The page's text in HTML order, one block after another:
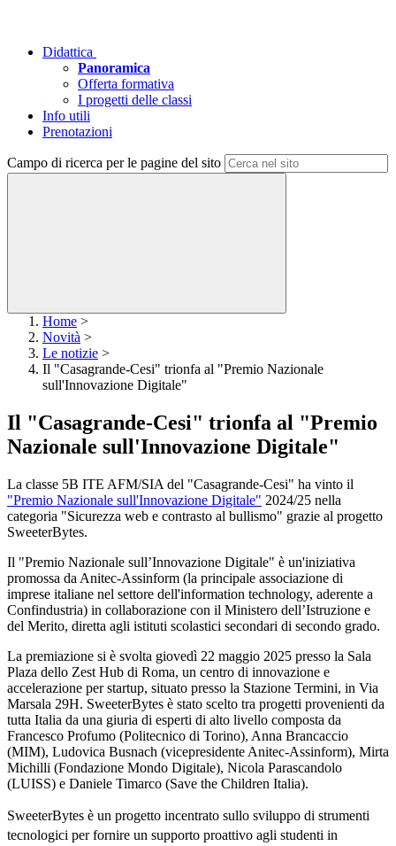
Didattica
Panoramica
Offerta formativa
I progetti delle classi
Info utili
Prenotazioni
Campo di ricerca per le pagine del sito
Home >
Novità >
Le notizie >
Il "Casagrande-Cesi" trionfa al "Premio Nazionale
sull'Innovazione Digitale"
Il "Casagrande-Cesi" trionfa al "Premio
Nazionale sull'Innovazione Digitale"
La classe 5B ITE AFM/SIA del "Casagrande-Cesi" ha vinto il
"Premio Nazionale sull'Innovazione Digitale" 2024/25 nella
categoria "Sicurezza web e contrasto al bullismo" grazie al progetto
SweeterBytes.
Il "Premio Nazionale sull’Innovazione Digitale" è un'iniziativa
promossa da Anitec-Assinform (la principale associazione di
imprese italiane nel settore dell'information technology, aderente a
Confindustria) in collaborazione con il Ministero dell’Istruzione e
del Merito, diretta agli istituti scolastici secondari di secondo grado.
La premiazione si è svolta giovedì 22 maggio 2025 presso la Sala
Plaza dello Zest Hub di Roma, un centro di innovazione e
accelerazione per startup, situato presso la Stazione Termini, in Via
Marsala 29H. SweeterBytes è stato scelto tra progetti provenienti da
tutta Italia da una giuria di esperti di alto livello composta da
Francesco Profumo (Politecnico di Torino), Anna Brancaccio
(MIM), Ludovica Busnach (vicepresidente Anitec-Assinform), Mirta
Michilli (Fondazione Mondo Digitale), Nicola Parascandolo
(LUISS) e Daniele Timarco (Save the Children Italia).
SweeterBytes è un progetto incentrato sullo sviluppo di strumenti
tecnologici per fornire un supporto proattivo agli studenti in